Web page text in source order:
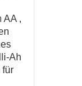
AA ,
Ah
für